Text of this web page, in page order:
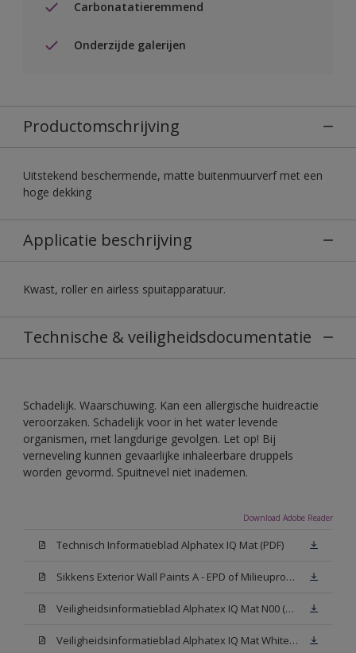
Carbonatatieremmend
Onderzijde galerijen
Productomschrijving
Uitstekend beschermende, matte buitenmuurverf met een
hoge dekking
Applicatie beschrijving
Kwast, roller en airless spuitapparatuur.
Technische & veiligheidsdocumentatie
Schadelijk. Waarschuwing. Kan een allergische huidreactie
veroorzaken. Schadelijk voor in het water levende
organismen, met langdurige gevolgen. Let op! Bij
verneveling kunnen gevaarlijke inhaleerbare druppels
worden gevormd. Spuitnevel niet inademen.
Download Adobe Reader
Technisch Informatieblad Alphatex IQ Mat (PDF)
Sikkens Exterior Wall Paints A - EPD of Milieuproductverklaring
Veiligheidsinformatieblad Alphatex IQ Mat N00 (MSDS)
Veiligheidsinformatieblad Alphatex IQ Mat White W05 (MSDS)